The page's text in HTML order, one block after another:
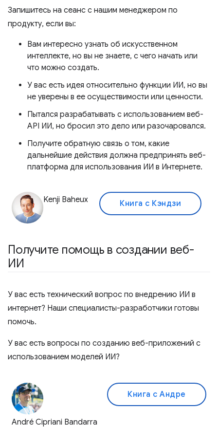
Запишитесь на сеанс с нашим менеджером по
продукту, если вы:
Вам интересно узнать об искусственном
интеллекте, но вы не знаете, с чего начать или
что можно создать.
У вас есть идея относительно функции ИИ, но вы
не уверены в ее осуществимости или ценности.
Пытался разрабатывать с использованием веб-
API ИИ, но бросил это дело или разочаровался.
Получите обратную связь о том, какие
дальнейшие действия должна предпринять веб-
платформа для использования ИИ в Интернете.
Kenji Baheux Книга с Кэндзи
Получите помощь в создании веб-
ИИ
У вас есть технический вопрос по внедрению ИИ в
интернет? Наши специалисты-разработчики готовы
помочь.
У вас есть вопросы по созданию веб-приложений с
использованием моделей ИИ?
André Cipriani Bandarra
Книга с Андре